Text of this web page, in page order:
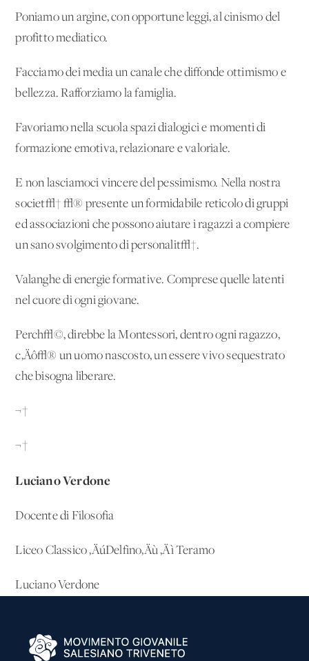
Poniamo un argine, con opportune leggi, al cinismo del
profitto mediatico.
Facciamo dei media un canale che diffonde ottimismo e
bellezza. Rafforziamo la famiglia.
Favoriamo nella scuola spazi dialogici e momenti di
formazione emotiva, relazionare e valoriale.
E non lasciamoci vincere del pessimismo. Nella nostra
societ√† √® presente un formidabile reticolo di gruppi
ed associazioni che possono aiutare i ragazzi a compiere
un sano svolgimento di personalit√†.
Valanghe di energie formative. Comprese quelle latenti
nel cuore di ogni giovane.
Perch√©, direbbe la Montessori, dentro ogni ragazzo,
c‚Äô√® un uomo nascosto, un essere vivo sequestrato
che bisogna liberare.
¬†
¬†
Luciano Verdone
Docente di Filosofia
Liceo Classico ‚ÄúDelfino‚Äù ‚Äì Teramo
Luciano Verdone